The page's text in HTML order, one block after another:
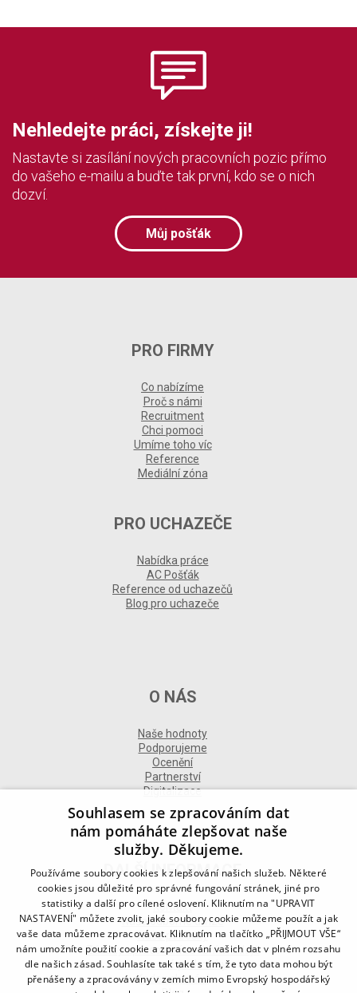
Nehledejte práci, získejte ji!
Nastavte si zasílání nových pracovních pozic přímo
do vašeho e-mailu a buďte tak první, kdo se o nich
dozví.
Můj pošťák
PRO FIRMY
Co nabízíme
Proč s námi
Recruitment
Chci pomoci
Umíme toho víc
Reference
Mediální zóna
PRO UCHAZEČE
Nabídka práce
AC Pošťák
Reference od uchazečů
Blog pro uchazeče
O NÁS
Naše hodnoty
Podporujeme
Ocenění
Partnerství
Digitalizace
DALŠÍ INFORMACE
Kontakt
Naše odborné divize
Naše pobočky
Zásady zpracování osobních údajů
Všeobecné podmínky
Kodex chování
Souhlasem se zpracováním dat
nám pomáháte zlepšovat naše
služby. Děkujeme.
Používáme soubory cookies k zlepšování našich služeb. Některé
cookies jsou důležité pro správné fungování stránek, jiné pro
statistiky a další pro cílené oslovení. Kliknutím na "UPRAVIT
NASTAVENÍ" můžete zvolit, jaké soubory cookie můžeme použít a jak
vaše data můžeme zpracovávat. Kliknutím na tlačítko „PŘIJMOUT VŠE“
nám umožníte použití cookie a zpracování vašich dat v plném rozsahu
dle našich zásad. Souhlasíte tak také s tím, že tyto data mohou být
přenášeny a zpracovávány v zemích mimo Evropský hospodářský